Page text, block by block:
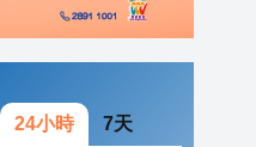
24小時 7天